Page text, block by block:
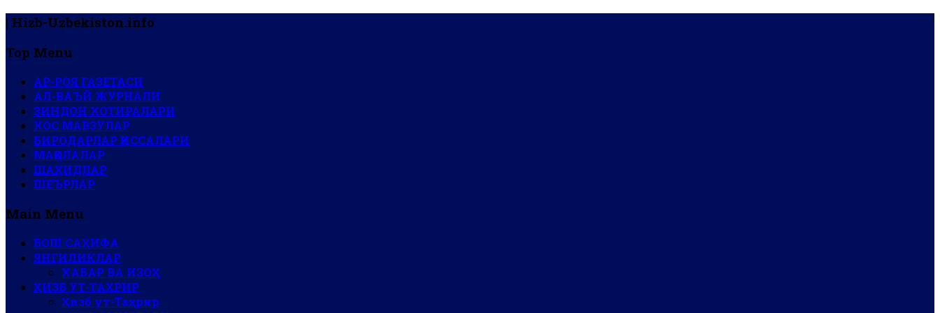
| Hizb-Uzbekiston.info
Top Menu
АР-РОЯ ГАЗЕТАСИ
АЛ-ВАЪЙ ЖУРНАЛИ
ЗИНДОН ХОТИРАЛАРИ
ХОС МАВЗУЛАР
БИРОДАРЛАР ҚИССАЛАРИ
МАҚОЛАЛАР
ШАҲИДЛАР
ШЕЪРЛАР
Main Menu
БОШ САҲИФА
ЯНГИЛИКЛАР
ХАБАР ВА ИЗОҲ
ҲИЗБ УТ-ТАҲРИР
Ҳизб ут-Таҳрир